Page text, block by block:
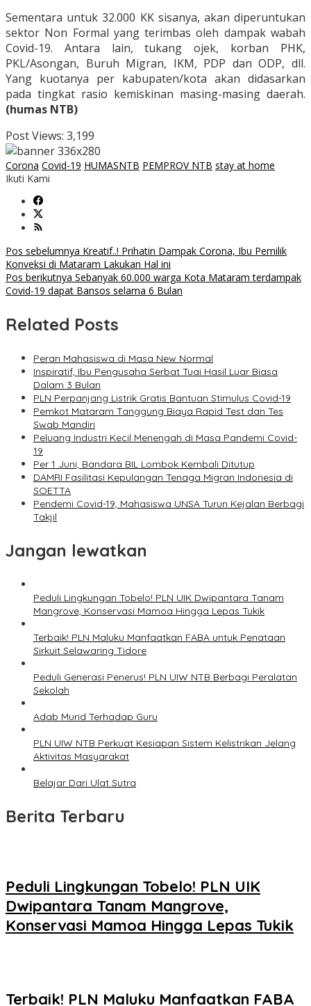
Sementara untuk 32.000 KK sisanya, akan diperuntukan
sektor Non Formal yang terimbas oleh dampak wabah
Covid-19. Antara lain, tukang ojek, korban PHK,
PKL/Asongan, Buruh Migran, IKM, PDP dan ODP, dll.
Yang kuotanya per kabupaten/kota akan didasarkan
pada tingkat rasio kemiskinan masing-masing daerah.
(humas NTB)
Post Views: 3,199
Corona Covid-19 HUMASNTB PEMPROV NTB stay at home
Ikuti Kami
Navigasi
pos
Pos sebelumnya Kreatif..! Prihatin Dampak Corona, Ibu Pemilik
Konveksi di Mataram Lakukan Hal ini
Pos berikutnya Sebanyak 60.000 warga Kota Mataram terdampak
Covid-19 dapat Bansos selama 6 Bulan
Related Posts
Peran Mahasiswa di Masa New Normal
Inspiratif, Ibu Pengusaha Serbat Tuai Hasil Luar Biasa
Dalam 3 Bulan
PLN Perpanjang Listrik Gratis Bantuan Stimulus Covid-19
Pemkot Mataram Tanggung Biaya Rapid Test dan Tes
Swab Mandiri
Peluang Industri Kecil Menengah di Masa Pandemi Covid-
19
Per 1 Juni, Bandara BIL Lombok Kembali Ditutup
DAMRI Fasilitasi Kepulangan Tenaga Migran Indonesia di
SOETTA
Pendemi Covid-19, Mahasiswa UNSA Turun Kejalan Berbagi
Takjil
Jangan lewatkan
Peduli Lingkungan Tobelo! PLN UIK Dwipantara Tanam
Mangrove, Konservasi Mamoa Hingga Lepas Tukik
Terbaik! PLN Maluku Manfaatkan FABA untuk Penataan
Sirkuit Selawaring Tidore
Peduli Generasi Penerus! PLN UIW NTB Berbagi Peralatan
Sekolah
Adab Murid Terhadap Guru
PLN UIW NTB Perkuat Kesiapan Sistem Kelistrikan Jelang
Aktivitas Masyarakat
Belajar Dari Ulat Sutra
Berita Terbaru
Peduli Lingkungan Tobelo! PLN UIK
Dwipantara Tanam Mangrove,
Konservasi Mamoa Hingga Lepas Tukik
Terbaik! PLN Maluku Manfaatkan FABA